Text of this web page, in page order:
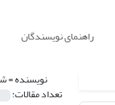
راهنمای نویسندگان
نویسنده =
تعداد مقالات: